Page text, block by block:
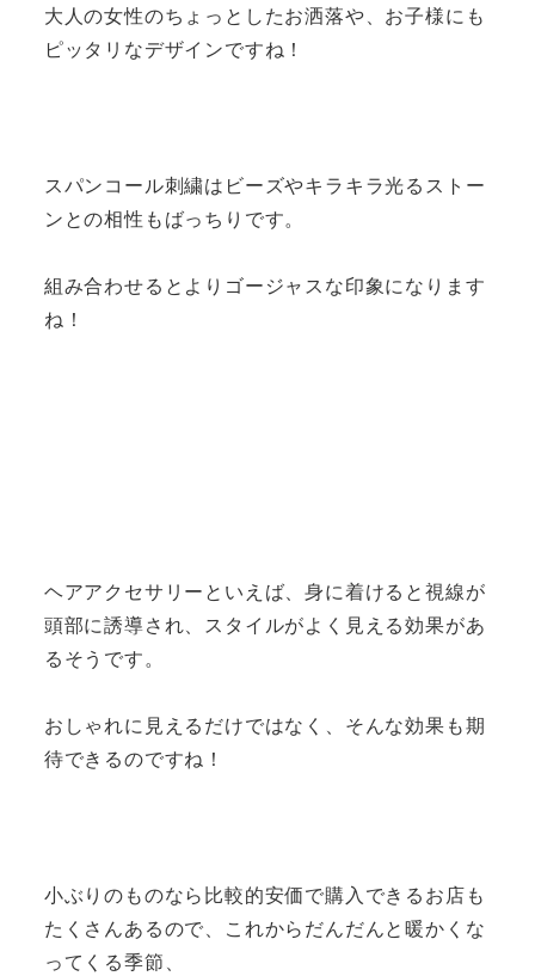
大人の女性のちょっとしたお洒落や、お子様にも
ピッタリなデザインですね！
スパンコール刺繍はビーズやキラキラ光るストー
ンとの相性もばっちりです。
組み合わせるとよりゴージャスな印象になります
ね！
ヘアアクセサリーといえば、身に着けると視線が
頭部に誘導され、スタイルがよく見える効果があ
るそうです。
おしゃれに見えるだけではなく、そんな効果も期
待できるのですね！
小ぶりのものなら比較的安価で購入できるお店も
たくさんあるので、これからだんだんと暖かくな
ってくる季節、